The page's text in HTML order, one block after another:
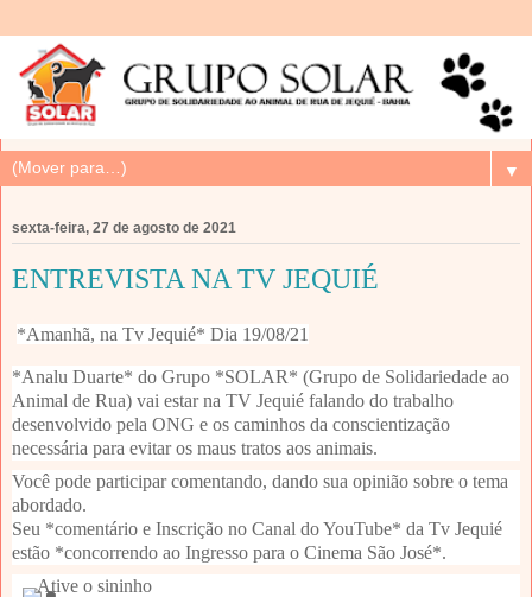
▼
sexta-feira, 27 de agosto de 2021
ENTREVISTA NA TV JEQUIÉ
*Amanhã, na Tv Jequié* Dia 19/08/21
*Analu Duarte* do Grupo *SOLAR* (Grupo de Solidariedade ao
Animal de Rua) vai estar na TV Jequié falando do trabalho
desenvolvido pela ONG e os caminhos da conscientização
necessária para evitar os maus tratos aos animais.
Você pode participar comentando, dando sua opinião sobre o tema
abordado.
Seu *comentário e Inscrição no Canal do YouTube* da Tv Jequié
estão *concorrendo ao Ingresso para o Cinema São José*.
Ative o sininho